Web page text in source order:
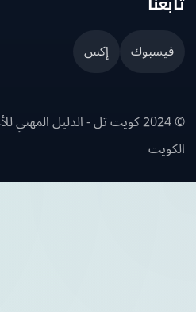
إكس
© 2024 كويت تل - الدليل المهني